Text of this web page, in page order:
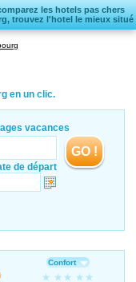
les hotels pas chers
trouvez l'hotel le mieux situé
en un clic.
vacances
de départ
GO !
Confort